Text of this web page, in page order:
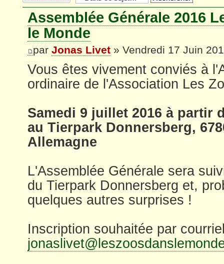
Assemblée Générale 2016
le Monde
par Jonas Livet » Vendredi 17 Juin
Vous êtes vivement conviés à
ordinaire de l'Association Les
Samedi 9 juillet 2016 à partir
au Tierpark Donnersberg,
Allemagne
L'Assemblée Générale sera
du Tierpark Donnersberg et,
quelques autres surprises !
Inscription souhaitée par